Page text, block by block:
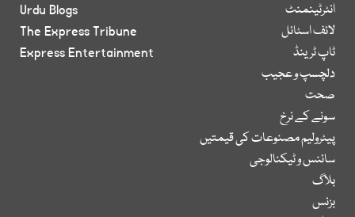
انٹرٹینمنٹ
لائف اسٹائل
ٹاپ ٹرینڈ
دلچسپ و عجیب
صحت
سونے کے نرخ
پیٹرولیم مصنوعات کی قیمتیں
سائنس و ٹیکنالوجی
بلاگ
بزنس
Urdu Blogs
The Express Tribune
Express Entertainment